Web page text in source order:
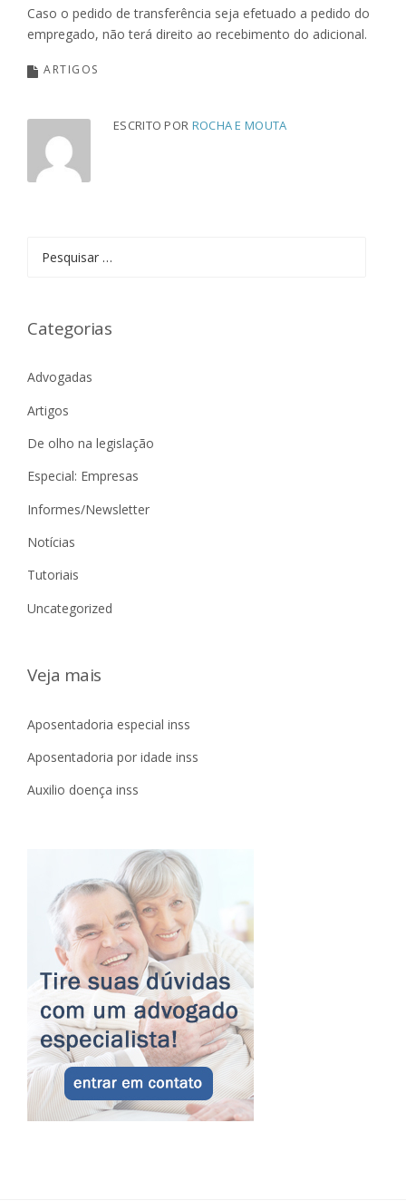
Caso o pedido de transferência seja efetuado a pedido do
empregado, não terá direito ao recebimento do adicional.
ARTIGOS
ESCRITO POR ROCHA E MOUTA
por:
Categorias
Advogadas
Artigos
De olho na legislação
Especial: Empresas
Informes/Newsletter
Notícias
Tutoriais
Uncategorized
Veja mais
Aposentadoria especial inss
Aposentadoria por idade inss
Auxilio doença inss